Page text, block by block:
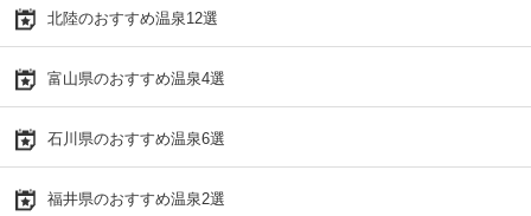
北陸のおすすめ温泉12選
富山県のおすすめ温泉4選
石川県のおすすめ温泉6選
福井県のおすすめ温泉2選